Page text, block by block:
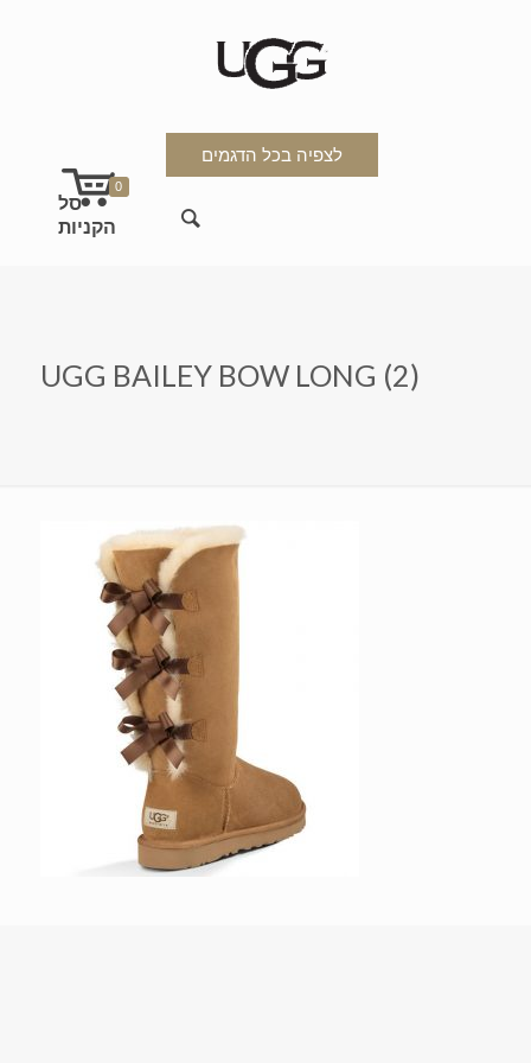
לצפיה בכל הדגמים
0
UGG BAILEY BOW LONG (2)